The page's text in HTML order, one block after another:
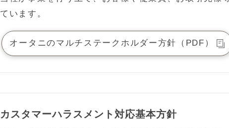
ています。
オータニのマルチステークホルダー方針（PDF）
カスタマーハラスメント対応基本方針